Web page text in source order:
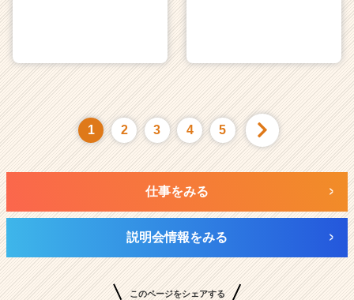
1 2 3 4 5
仕事をみる
説明会情報をみる
このページをシェアする